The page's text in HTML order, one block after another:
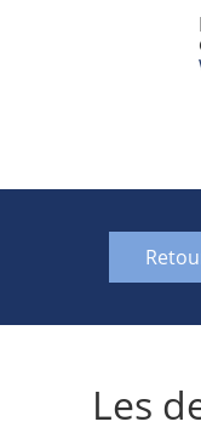
Les